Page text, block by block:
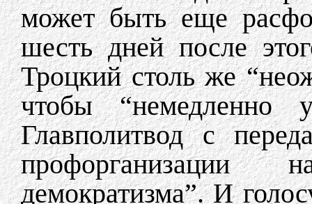
может быть еще
шесть дней после
Троцкий столь же
чтобы “немедленно
Главполитвод с
профорганизации
демократизма”. И